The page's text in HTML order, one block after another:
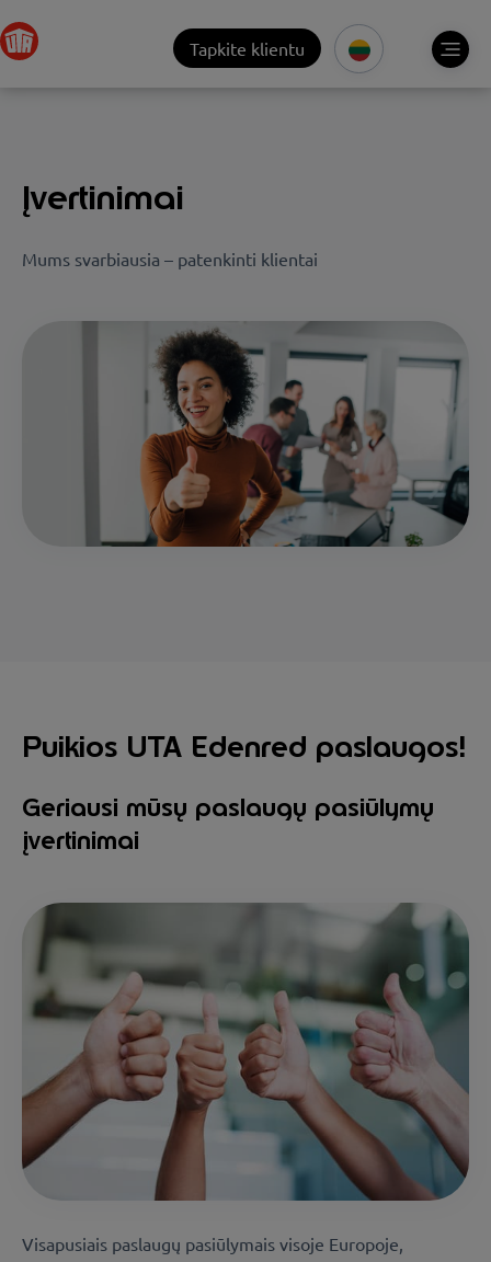
Tapkite klientu
Įvertinimai
Mums svarbiausia – patenkinti klientai
Puikios UTA Edenred paslaugos!
Geriausi mūsų paslaugų pasiūlymų
įvertinimai
Visapusiais paslaugų pasiūlymais visoje Europoje,